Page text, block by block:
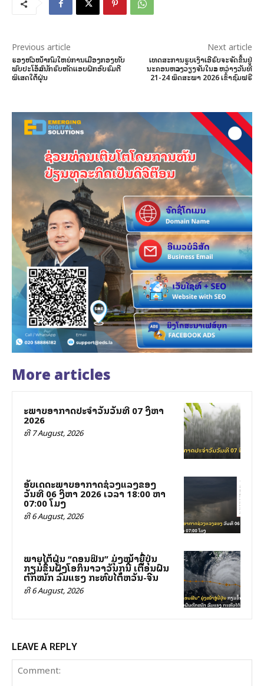
Previous article
ຮອງຫົວໜ້າກົມໃຫຍ່ການເມືອງກອງທັບ
ພົບປະໂອ້ລົມນັກຮົບຫັດແອບຝຶກອົບຮົມຕີ
ພິເສດໃຕ້ຝຸ່ນ
Next article
ເທດສະການຮູບເງົາເອີຣົບຈະຈັດຂຶ້ນຢູ່
ນະຄອນຫລວງວຽງຈັນໃນລະ ຫວ່າງວັນທີ
21-24 ພຶດສະພາ 2026 ເຂົ້າຊົມຟຣີ
More articles
ສະພາບອາກາດປະຈຳວັນວັນທີ 07 ສິງຫາ
2026
ທີ 7 August, 2026
ອັບເດດສະພາບອາກາດຊ່ວງແລງຂອງ
ວັນທີ 06 ສິງຫາ 2026 ເວລາ 18:00 ຫາ
07:00 ໂມງ
ທີ 6 August, 2026
ພາຍຸໄຕ້ຝຸ່ນ “ດອນຟິນ” ມຸ່ງໜ້າສູ່ຍີ່ປຸ່ນ
ກຽມຂຶ້ນຝັ່ງໂອກິນາວາວັນສຸກນີ້ ເຕືອນຝົນ
ຕົກໜັກ ລົມແຮງ ກະທົບໄຕ້ຫວັນ-ຈີນ
ທີ 6 August, 2026
LEAVE A REPLY